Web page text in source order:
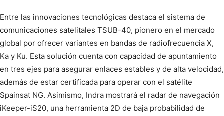
Entre las innovaciones tecnológicas destaca el sistema de
comunicaciones satelitales TSUB-40, pionero en el mercado
global por ofrecer variantes en bandas de radiofrecuencia X,
Ka y Ku. Esta solución cuenta con capacidad de apuntamiento
en tres ejes para asegurar enlaces estables y de alta velocidad,
además de estar certificada para operar con el satélite
Spainsat NG. Asimismo, Indra mostrará el radar de navegación
iKeeper-iS20, una herramienta 2D de baja probabilidad de